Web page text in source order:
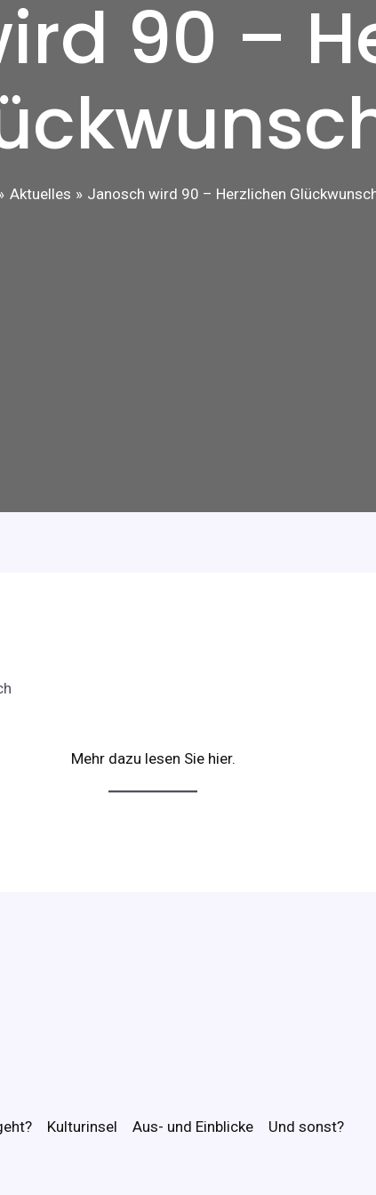
90 –
Aktuelles Janosch wird 90 – Herzlichen
Mehr dazu lesen Sie hier.
Kulturinsel Aus- und Einblicke Und sonst?